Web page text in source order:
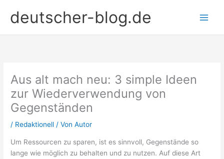
Inhaltdeutscher-blog.de
Aus alt mach neu: 3 simple Ideen
zur Wiederverwendung von
Gegenständen
/ Redaktionell / VonAutor
Um Ressourcen zu sparen, ist es sinnvoll, Gegenstände so
lange wie möglich zu behalten und zu nutzen. Auf diese Art